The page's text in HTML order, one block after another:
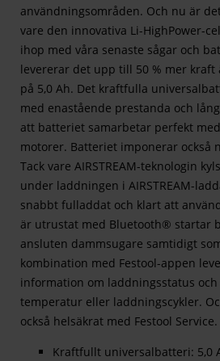
användningsområden. Och nu är
vare den innovativa Li-HighPower-
ihop med våra senaste sågar och
levererar det upp till 50 % mer
på 5,0 Ah. Det kraftfulla
med enastående prestanda och
att batteriet samarbetar perfekt med
motorer. Batteriet imponerar också
Tack vare AIRSTREAM-teknologin
under laddningen i AIRSTREAM-
snabbt fulladdat och klart att
är utrustat med Bluetooth® startar
ansluten dammsugare samtidigt
kombination med Festool-appen
information om laddningsstatus
temperatur eller laddningscykler.
också helsäkrat med Festool Service.
Kraftfullt universalbatteri: 5,0